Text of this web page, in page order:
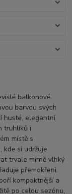
balkonové
barvou svých
husté, elegantní
truhlíků i
místě s
kde si udržuje
trvale mírně vlhký
přemokření.
kompaktnější a
po celou sezónu,